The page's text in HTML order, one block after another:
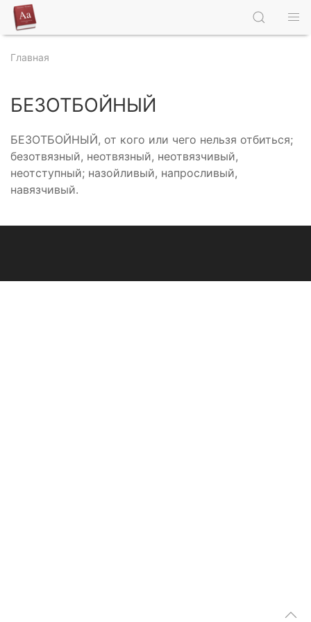
Главная
БЕЗОТБОЙНЫЙ
БЕЗОТБОЙНЫЙ, от кого или чего нельзя отбиться;
безотвязный, неотвязный, неотвязчивый,
неотступный; назойливый, напросливый,
навязчивый.